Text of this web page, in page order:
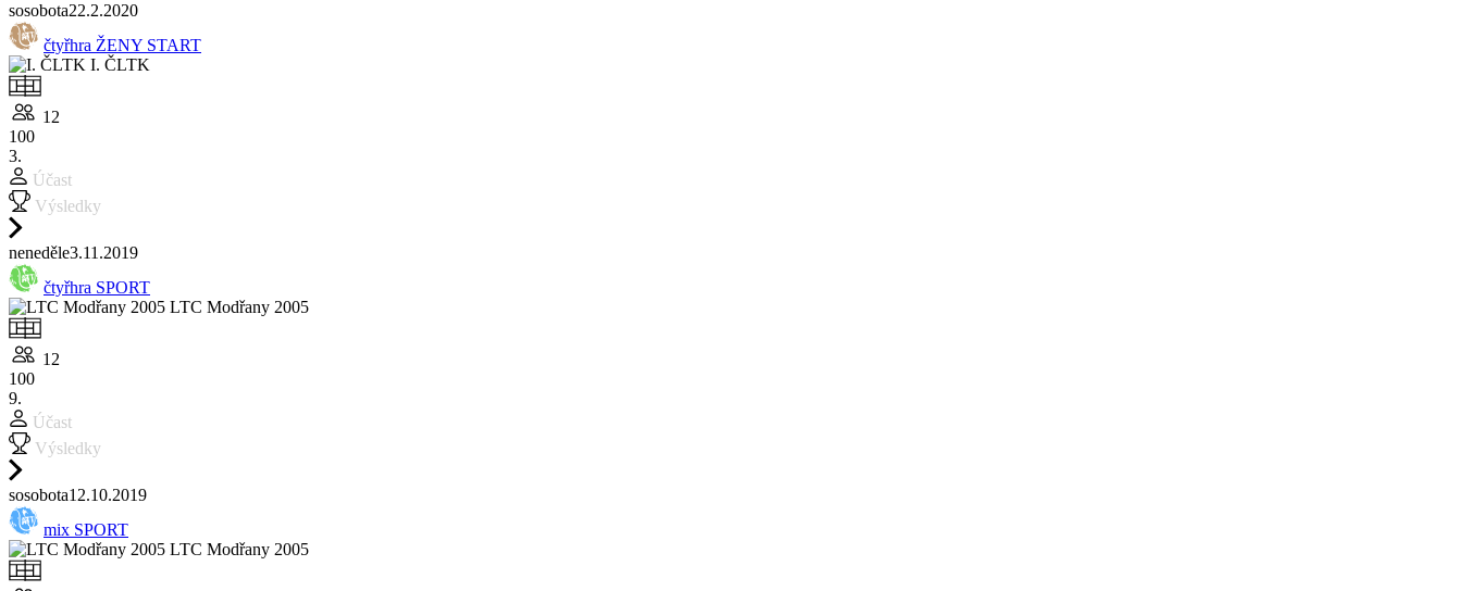
sosobota22.2.2020
čtyřhra ŽENY START
I. ČLTK
12
100
3.
Účast
Výsledky
neneděle3.11.2019
čtyřhra SPORT
LTC Modřany 2005
12
100
9.
Účast
Výsledky
sosobota12.10.2019
mix SPORT
LTC Modřany 2005